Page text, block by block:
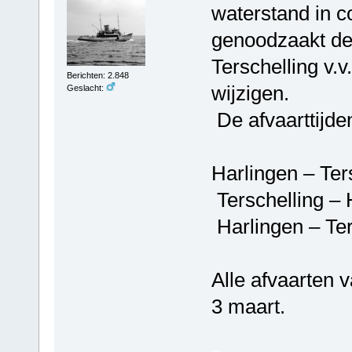
Berichten: 2.848
Geslacht:
waterstand in
genoodzaakt
Terschelling
wijzigen.
De
Harlingen –
Terschelling –
Harlingen –
Alle afvaarten
3 maart.